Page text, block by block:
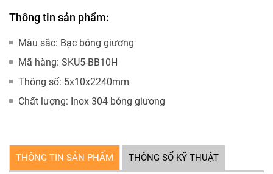
Thông tin sản phẩm:
Màu sắc: Bạc bóng giương
Mã hàng: SKU5-BB10H
Thông số: 5x10x2240mm
Chất lượng: Inox 304 bóng giương
THÔNG TIN SẢN PHẨM THÔNG SỐ KỸ THUẬT